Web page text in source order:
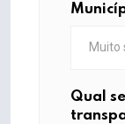
Qual